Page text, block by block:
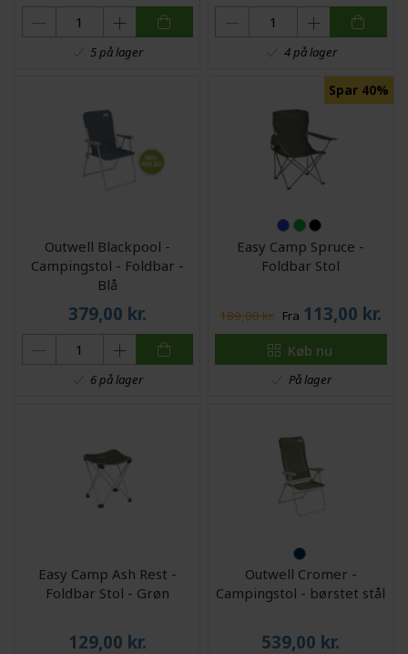
5 på lager 4 på lager
Outwell Blackpool -
Campingstol - Foldbar -
Blå
379,00 kr.
6 på lager
Spar 40%
Easy Camp Spruce -
Foldbar Stol
189,00 kr. Fra 113,00 kr.
Køb nu
På lager
Easy Camp Ash Rest -
Foldbar Stol - Grøn
129,00 kr.
Outwell Cromer -
Campingstol - børstet stål
539,00 kr.